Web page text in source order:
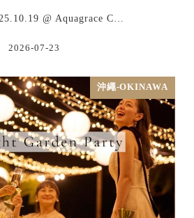
@ Aquagrace C…
2026-07-23
沖繩-OKINAWA